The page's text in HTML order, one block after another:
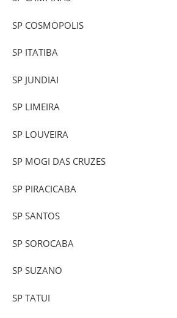
SP COSMOPOLIS
SP ITATIBA
SP JUNDIAI
SP LIMEIRA
SP LOUVEIRA
SP MOGI DAS CRUZES
SP PIRACICABA
SP SANTOS
SP SOROCABA
SP SUZANO
SP TATUI